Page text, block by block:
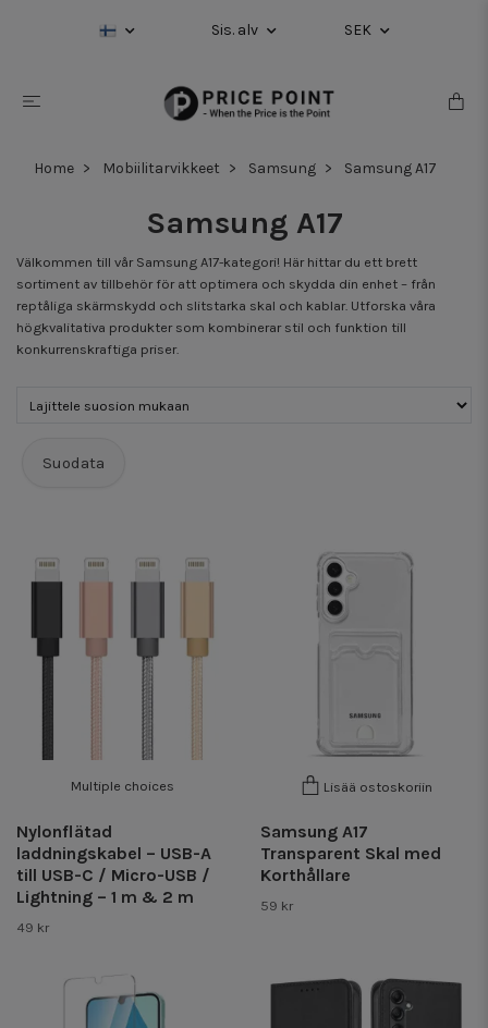
Sis. alv SEK
Home Mobiilitarvikkeet Samsung Samsung A17
Samsung A17
Välkommen till vår Samsung A17-kategori! Här hittar du ett brett
sortiment av tillbehör för att optimera och skydda din enhet – från
reptåliga skärmskydd och slitstarka skal och kablar. Utforska våra
högkvalitativa produkter som kombinerar stil och funktion till
konkurrenskraftiga priser.
Suodata
Multiple choices
Nylonflätad
laddningskabel – USB-A
till USB-C / Micro-USB /
Lightning – 1 m & 2 m
49 kr
Lisää ostoskoriin
Samsung A17
Transparent Skal med
Korthållare
59 kr